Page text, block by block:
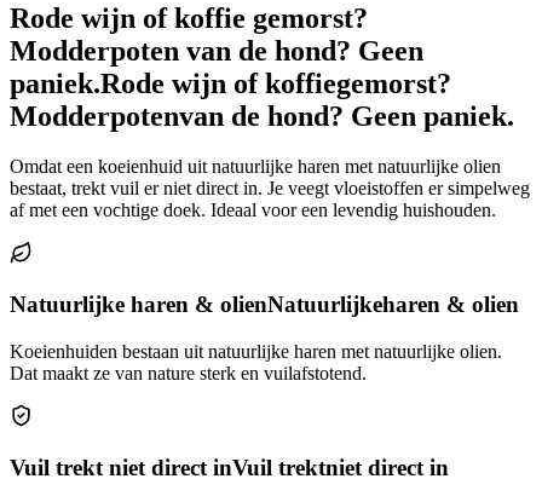
Rode wijn of koffie gemorst?
Modderpoten van de hond? Geen
paniek.Rode wijn of koffiegemorst?
Modderpotenvan de hond? Geen paniek.
Omdat een koeienhuid uit natuurlijke haren met natuurlijke olien
bestaat, trekt vuil er niet direct in. Je veegt vloeistoffen er simpelweg
af met een vochtige doek. Ideaal voor een levendig huishouden.
Natuurlijke haren & olienNatuurlijkeharen & olien
Koeienhuiden bestaan uit natuurlijke haren met natuurlijke olien.
Dat maakt ze van nature sterk en vuilafstotend.
Vuil trekt niet direct inVuil trektniet direct in